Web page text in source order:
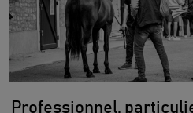
Professionnel,